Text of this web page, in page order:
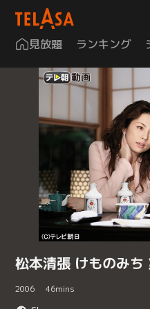
見放題 ランキング
松本清張 けものみ
2006 46mins